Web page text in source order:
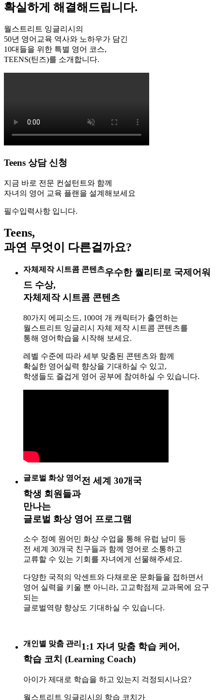
확실하게 해결해드립니다.
월스트리트 잉글리시의
50년 영어교육 역사와 노하우가 담긴
10대들을 위한 특별 영어 코스,
TEENS(틴즈)를 소개합니다.
Teens 상담 신청
지금 바로 전문 컨설턴트와 함께
자녀의 영어 교육 플랜을 설계해보세요
필수입력사항 입니다.
Teens,
과연 무엇이 다른걸까요?
자체제작 시트콤 콘텐츠우수한 퀄리티로 국제어워
드 수상,
자체제작 시트콤 콘텐츠
80가지 에피소드, 100여 개 캐릭터가 출연하는
월스트리트 잉글리시 자체 제작 시트콤 콘텐츠를
통해 영어학습을 시작해 보세요.
레벨 수준에 따라 세부 맞춤된 콘텐츠와 함께
확실한 영어실력 향상을 기대하실 수 있고,
학생들도 즐겁게 영어 공부에 참여하실 수 있습니다.
글로벌 화상 영어 전 세계 30개국
학생 회원들과
만나는
글로벌 화상 영어 프로그램
소수 정예 원어민 화상 수업을 통해 유럽 남미 등
전 세계 30개국 친구들과 함께 영어로 소통하고
교류할 수 있는 기회를 자녀에게 선물해주세요.
다양한 국적의 악센트와 다채로운 문화들을 접하면서
영어 실력을 키울 뿐 아니라, 고교학점제 교과목에 요구
되는
글로벌역량 향상도 기대하실 수 있습니다.
개인별 맞춤 관리 1:1 자녀 맞춤 학습 케어,
학습 코치 (Learning Coach)
아이가 제대로 학습을 하고 있는지 걱정되시나요?
월스트리트 잉글리시의 학습 코치가